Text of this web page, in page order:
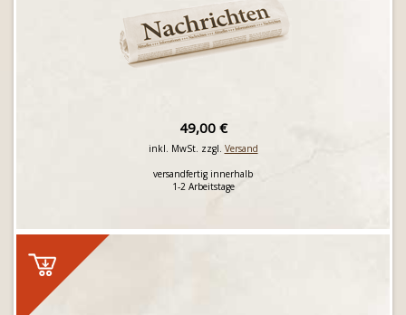
49,00 €
inkl. MwSt. zzgl. Versand
versandfertig innerhalb
1-2 Arbeitstage